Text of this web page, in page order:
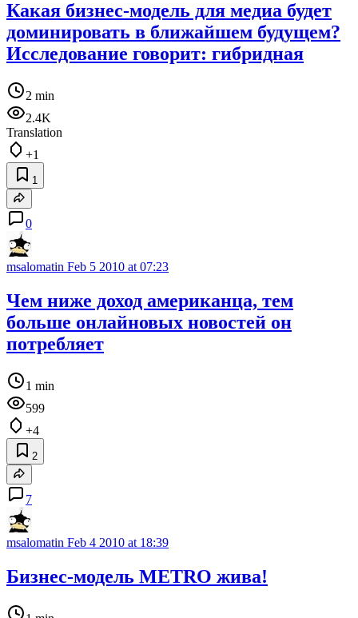
Какая бизнес-модель для медиа будет
доминировать в ближайшем будущем?
Исследование говорит: гибридная
2 min
2.4K
Translation
+1
1
0
msalomatin Feb 5 2010 at 07:23
Чем ниже доход американца, тем
больше онлайновых новостей он
потребляет
1 min
599
+4
2
7
msalomatin Feb 4 2010 at 18:39
Бизнес-модель METRO жива!